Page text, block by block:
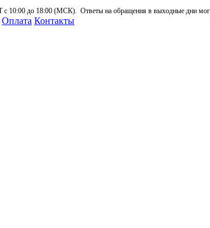
до 18:00 (МСК). Ответы на обращения в выходные дни
Оплата Контакты